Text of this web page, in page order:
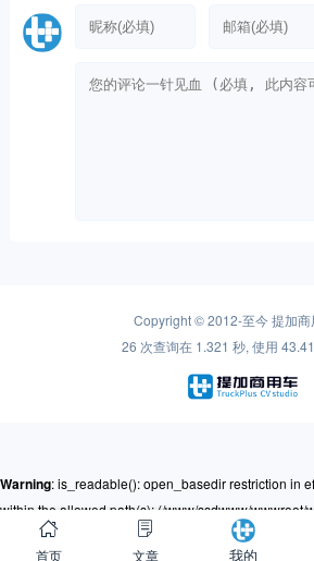
首页 文章 我的
in/www/ssdwww/wwwroot/www.cntplus.com/wp-
pro/Framework/Helpers/common.function.phpon